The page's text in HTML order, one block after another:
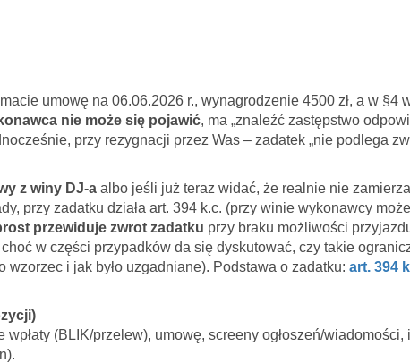
umowę na 06.06.2026 r., wynagrodzenie 4500 zł, a w §4
nie może się pojawić, ma „znaleźć zastępstwo
przy rezygnacji przez Was – zadatek „nie podlega
z winy DJ-a albo jeśli już teraz widać, że realnie nie
przy zadatku działa art. 394 k.c. (przy winie wykonawcy
przewiduje zwrot zadatku przy braku możliwości
w części przypadków da się dyskutować, czy takie
wzorzec i jak było uzgadniane). Podstawa o zadatku: art. 394
wpłaty (BLIK/przelew), umowę, screeny ogłoszeń/wiadomości,